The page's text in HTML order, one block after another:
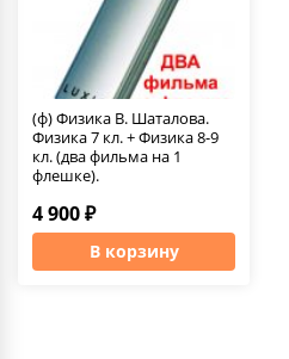
(ф) Физика В. Шаталова.
Физика 7 кл. + Физика 8-9
кл. (два фильма на 1
флешке).
4 900 ₽
В корзину